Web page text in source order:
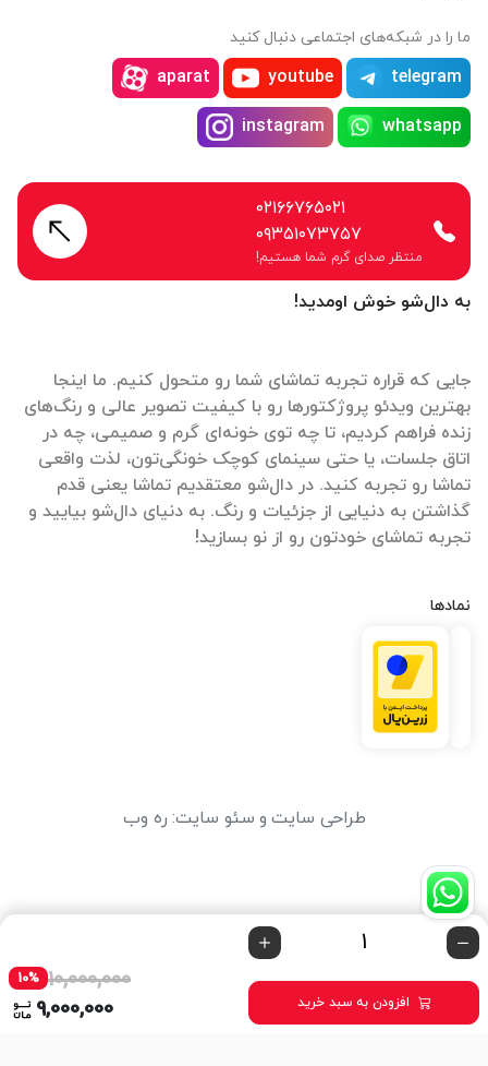
افزودن به سبد خرید
10,000,000
10%
9,000,000
به دال‌شو خوش اومدید!
جایی که قراره تجربه تماشای شما رو متحول کنیم. ما اینجا
بهترین ویدئو پروژکتورها رو با کیفیت تصویر عالی و رنگ‌های
زنده فراهم کردیم، تا چه توی خونه‌ای گرم و صمیمی، چه در
اتاق جلسات، یا حتی سینمای کوچک خونگی‌تون، لذت واقعی
تماشا رو تجربه کنید. در دال‌شو معتقدیم تماشا یعنی قدم
گذاشتن به دنیایی از جزئیات و رنگ. به دنیای دال‌شو بیایید و
تجربه تماشای خودتون رو از نو بسازید!
نمادها
ما را در شبکه‌های اجتماعی دنبال کنید
telegram
youtube
aparat
whatsapp
instagram
۰۲۱۶۶۷۶۵۰۲۱
۰۹۳۵۱۰۷۳۷۵۷
منتظر صدای گرم شما هستیم!
طراحی سایت و سئو سایت: ره وب